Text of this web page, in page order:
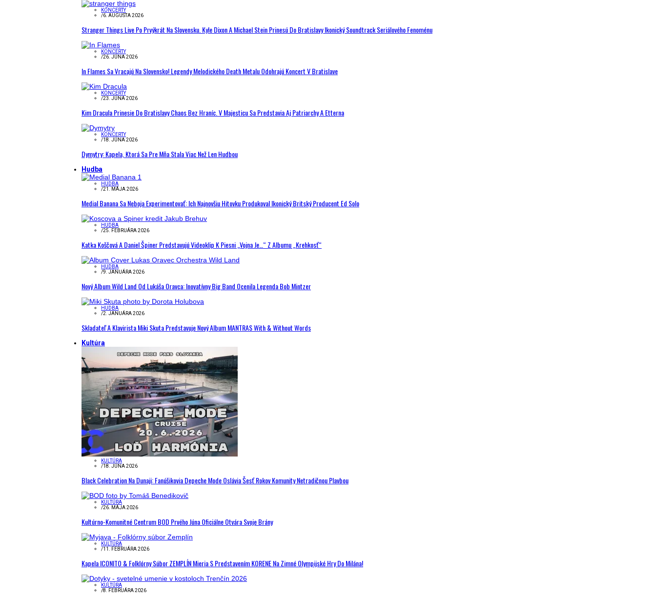
KONCERTY
/6. AUGUSTA 2026
Stranger Things Live Po Prvýkrát Na Slovensku. Kyle Dixon A Michael Stein Prinesú Do Bratislavy Ikonický Soundtrack Seriálového Fenoménu
KONCERTY
/26. JÚNA 2026
In Flames Sa Vracajú Na Slovensko! Legendy Melodického Death Metalu Odohrajú Koncert V Bratislave
KONCERTY
/23. JÚNA 2026
Kim Dracula Prinesie Do Bratislavy Chaos Bez Hraníc. V Majesticu Sa Predstavia Aj Patriarchy A Etterna
KONCERTY
/18. JÚNA 2026
Dymytry: Kapela, Ktorá Sa Pre Mňa Stala Viac Než Len Hudbou
Hudba
HUDBA
/21. MÁJA 2026
Medial Banana Sa Neboja Experimentovať: Ich Najnovšiu Hitovku Produkoval Ikonický Britský Producent Ed Solo
HUDBA
/25. FEBRUÁRA 2026
Katka Koščová A Daniel Špiner Predstavujú Videoklip K Piesni „Vojna Je…“ Z Albumu „Krehkosť“
HUDBA
/9. JANUÁRA 2026
Nový Album Wild Land Od Lukáša Oravca: Inovatívny Big Band Ocenila Legenda Bob Mintzer
HUDBA
/2. JANUÁRA 2026
Skladateľ A Klavirista Miki Skuta Predstavuje Nový Album MANTRAS With & Without Words
Kultúra
KULTÚRA
/18. JÚNA 2026
Black Celebration Na Dunaji: Fanúšikovia Depeche Mode Oslávia Šesť Rokov Komunity Netradičnou Plavbou
KULTÚRA
/26. MÁJA 2026
Kultúrno-Komunitné Centrum BOD Prvého Júna Oficiálne Otvára Svoje Brány
KULTÚRA
/11. FEBRUÁRA 2026
Kapela ICONITO & Folklórny Súbor ZEMPLÍN Mieria S Predstavením KORENE Na Zimné Olympijské Hry Do Milána!
KULTÚRA
/8. FEBRUÁRA 2026